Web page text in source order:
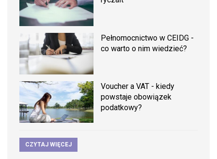
Pełnomocnictwo w CEIDG -
co warto o nim wiedzieć?
Voucher a VAT - kiedy
powstaje obowiązek
podatkowy?
CZYTAJ WIĘCEJ